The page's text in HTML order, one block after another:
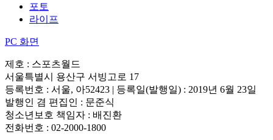
포토
라이프
PC 화면
제호 : 스포츠월드
서울특별시 용산구 서빙고로 17
등록번호 : 서울, 아52423 | 등록일(발행일) : 2019년 6월 23일
발행인 겸 편집인 : 문준식
청소년보호 책임자 : 배진환
전화번호 : 02-2000-1800